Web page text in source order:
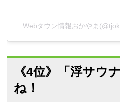
Webタウン情報おかやま
《4位》「浮サウ
ね！